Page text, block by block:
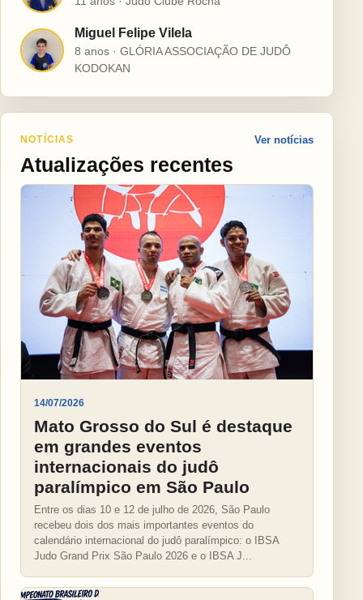
M
Miguel Felipe Vilela
8 anos · GLÓRIA ASSOCIAÇÃO DE JUDÔ
KODOKAN
NOTÍCIAS
Atualizações recentes
Ver notícias
14/07/2026
Mato Grosso do Sul é destaque
em grandes eventos
internacionais do judô
paralímpico em São Paulo
Entre os dias 10 e 12 de julho de 2026, São Paulo
recebeu dois dos mais importantes eventos do
calendário internacional do judô paralímpico: o IBSA
Judo Grand Prix São Paulo 2026 e o IBSA J...